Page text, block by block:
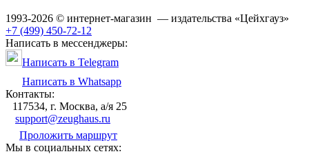
1993-2026 © интернет-магазин — издательства «Цейхгауз»
+7 (499) 450-72-12
Написать в мессенджеры:
Написать в Telegram
Написать в Whatsapp
Контакты:
117534, г. Москва, а/я 25
support@zeughaus.ru
Проложить маршрут
Мы в социальных сетях: